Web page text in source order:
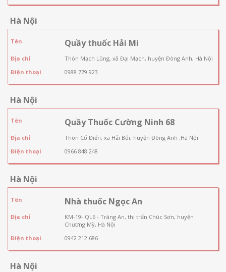
Hà Nội
Tên Quầy thuốc Hải Mi
Địa chỉ
Thôn Mạch Lũng, xã Đại Mạch, huyện Đông Anh, Hà Nội
Điện thoại
0988 779 923
Hà Nội
Tên Quầy Thuốc Cường Ninh 68
Địa chỉ
Thôn Cổ Điển, xã Hải Bối, huyện Đông Anh ,Hà Nội
Điện thoại
0966 848 248
Hà Nội
Tên Nhà thuốc Ngọc An
Địa chỉ
KM-19- QL6 - Tràng An, thị trấn Chúc Sơn, huyện
Chương Mỹ, Hà Nội
Điện thoại
0942 212 686
Hà Nội